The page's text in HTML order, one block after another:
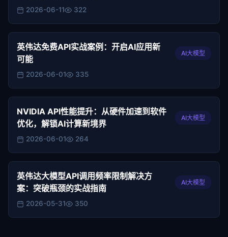
2026-06-11 322
英伟达免费API实战案例：开启AI应用新
可能
AI大模型
2026-06-01 335
NVIDIA API性能提升：从硬件加速到软件
优化，解锁AI计算新境界
AI大模型
2026-06-01 264
英伟达大模型API调用频率限制解决方
案：突破瓶颈的实战指南
AI大模型
2026-05-31 350